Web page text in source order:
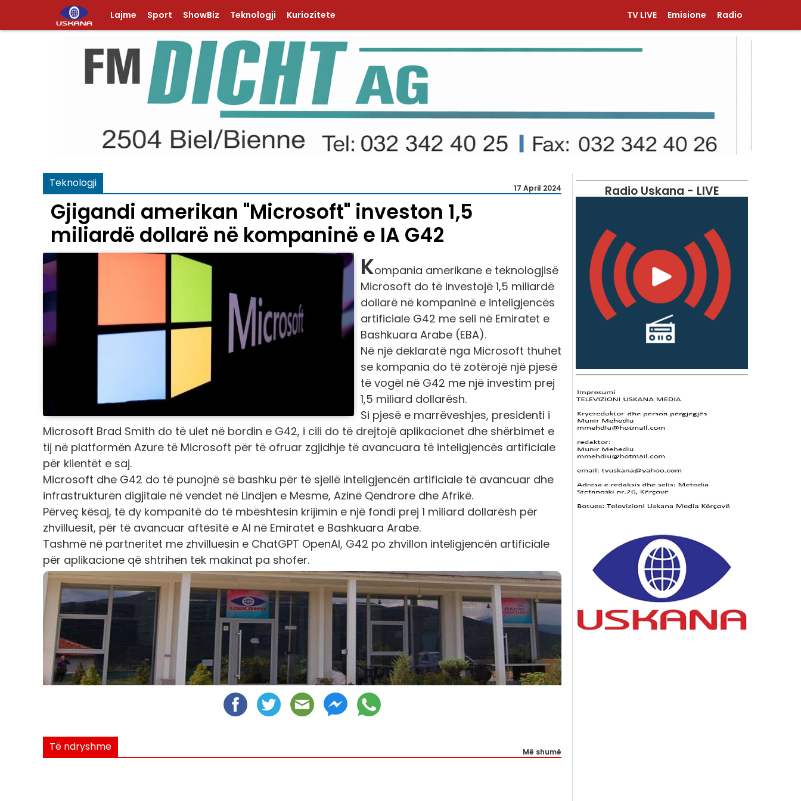
Lajme Sport ShowBiz Teknologji Kuriozitete TV LIVE Emisione Radio
Teknologji 17 April 2024
Gjigandi amerikan "Microsoft" investon 1,5
miliardë dollarë në kompaninë e IA G42
Kompania amerikane e teknologjisë
Microsoft do të investojë 1,5 miliardë
dollarë në kompaninë e inteligjencës
artificiale G42 me seli në Emiratet e
Bashkuara Arabe (EBA).
Në një deklaratë nga Microsoft thuhet
se kompania do të zotërojë një pjesë
të vogël në G42 me një investim prej
1,5 miliard dollarësh.
Si pjesë e marrëveshjes, presidenti i
Microsoft Brad Smith do të ulet në bordin e G42, i cili do të drejtojë aplikacionet dhe shërbimet e
tij në platformën Azure të Microsoft për të ofruar zgjidhje të avancuara të inteligjencës artificiale
për klientët e saj.
Microsoft dhe G42 do të punojnë së bashku për të sjellë inteligjencën artificiale të avancuar dhe
infrastrukturën digjitale në vendet në Lindjen e Mesme, Azinë Qendrore dhe Afrikë.
Përveç kësaj, të dy kompanitë do të mbështesin krijimin e një fondi prej 1 miliard dollarësh për
zhvilluesit, për të avancuar aftësitë e AI në Emiratet e Bashkuara Arabe.
Tashmë në partneritet me zhvilluesin e ChatGPT OpenAI, G42 po zhvillon inteligjencën artificiale
për aplikacione që shtrihen tek makinat pa shofer.
Të ndryshme Më shumë
Radio Uskana - LIVE